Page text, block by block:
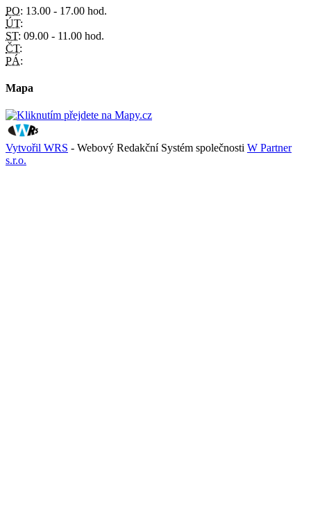
PO: 13.00 - 17.00 hod.
ÚT:
ST: 09.00 - 11.00 hod.
ČT:
PÁ:
Mapa
Vytvořil WRS - Webový Redakční Systém společnosti W Partner
s.r.o.